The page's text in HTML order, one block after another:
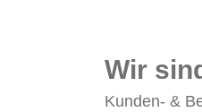
Wir
Kunden- &